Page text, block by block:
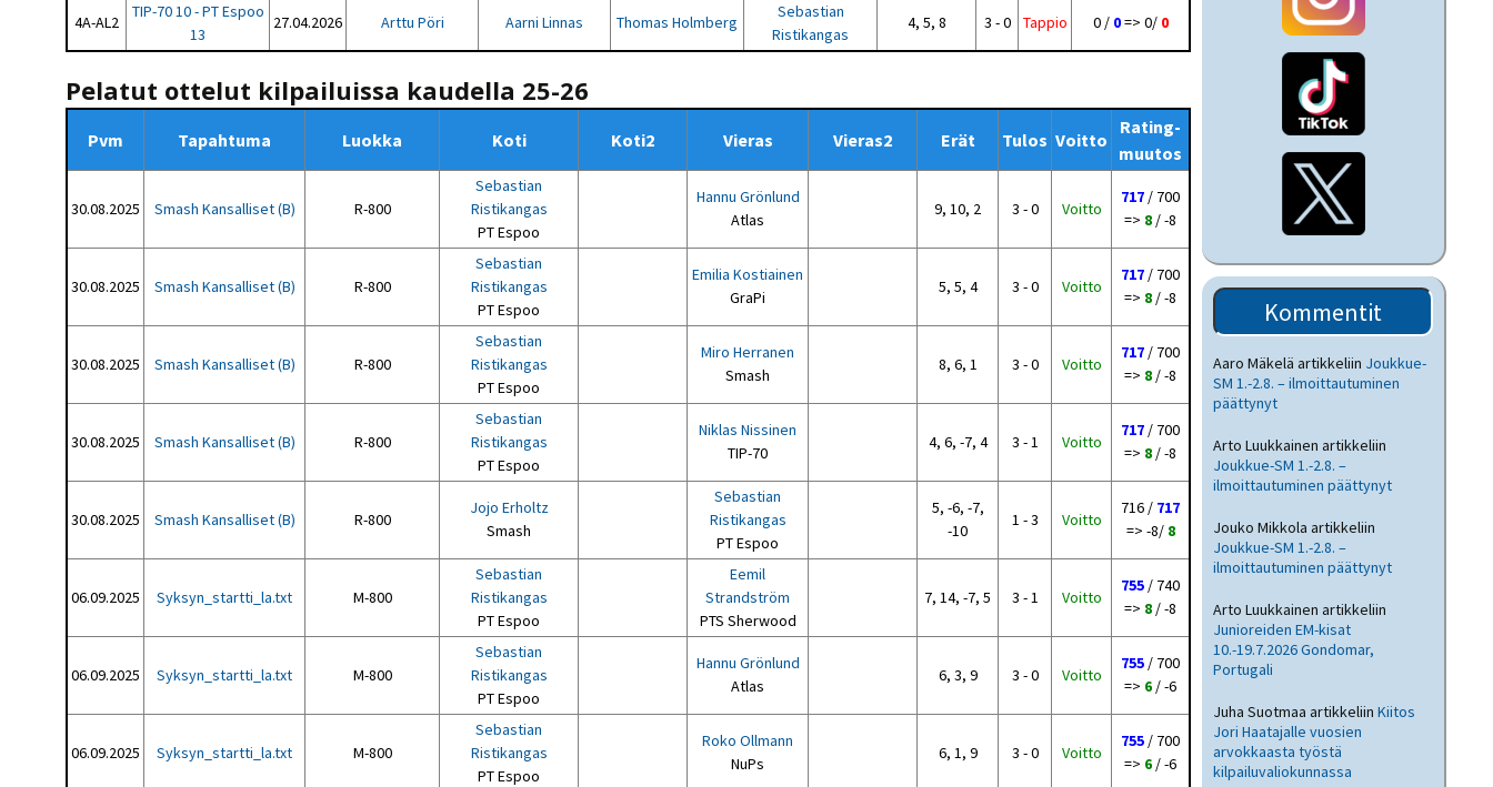
4A-AL2
TIP-70 10 - PT Espoo
13
27.04.2026 Arttu Pöri Aarni Linnas Thomas Holmberg
Sebastian
Ristikangas
4, 5, 8 3 - 0 Tappio 0 / 0=> 0/ 0
Pelatut ottelut kilpailuissa kaudella 25-26
Pvm Tapahtuma Luokka Koti Koti2 Vieras Vieras2 Erät Tulos Voitto
Rating-
muutos
30.08.2025 Smash Kansalliset (B) R-800
Sebastian
Ristikangas
PT Espoo
Hannu Grönlund
Atlas
9, 10, 2 3 - 0 Voitto
717 / 700
=> 8 / -8
30.08.2025 Smash Kansalliset (B) R-800
Sebastian
Ristikangas
PT Espoo
Emilia Kostiainen
GraPi
5, 5, 4 3 - 0 Voitto
717 / 700
=> 8 / -8
30.08.2025 Smash Kansalliset (B) R-800
Sebastian
Ristikangas
PT Espoo
Miro Herranen
Smash
8, 6, 1 3 - 0 Voitto
717 / 700
=> 8 / -8
30.08.2025 Smash Kansalliset (B) R-800
Sebastian
Ristikangas
PT Espoo
Niklas Nissinen
TIP-70
4, 6, -7, 4 3 - 1 Voitto
717 / 700
=> 8 / -8
30.08.2025 Smash Kansalliset (B) R-800
Jojo Erholtz
Smash
Sebastian
Ristikangas
PT Espoo
5, -6, -7,
-10
1 - 3 Voitto
716 / 717
=> -8/ 8
06.09.2025 Syksyn_startti_la.txt M-800
Sebastian
Ristikangas
PT Espoo
Eemil
Strandström
PTS Sherwood
7, 14, -7, 5 3 - 1 Voitto
755 / 740
=> 8 / -8
06.09.2025 Syksyn_startti_la.txt M-800
Sebastian
Ristikangas
PT Espoo
Hannu Grönlund
Atlas
6, 3, 9 3 - 0 Voitto
755 / 700
=> 6 / -6
06.09.2025 Syksyn_startti_la.txt M-800
Sebastian
Ristikangas
PT Espoo
Roko Ollmann
NuPs
6, 1, 9 3 - 0 Voitto
755 / 700
=> 6 / -6
Kommentit
Aaro Mäkelä artikkeliin Joukkue-
SM 1.-2.8. – ilmoittautuminen
päättynyt
Arto Luukkainen artikkeliin
Joukkue-SM 1.-2.8. –
ilmoittautuminen päättynyt
Jouko Mikkola artikkeliin
Joukkue-SM 1.-2.8. –
ilmoittautuminen päättynyt
Arto Luukkainen artikkeliin
Junioreiden EM-kisat
10.-19.7.2026 Gondomar,
Portugali
Juha Suotmaa artikkeliin Kiitos
Jori Haatajalle vuosien
arvokkaasta työstä
kilpailuvaliokunnassa